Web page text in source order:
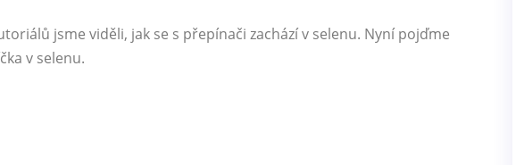
jsme viděli, jak se s přepínači zachází v selenu. Nyní pojďme
v selenu.